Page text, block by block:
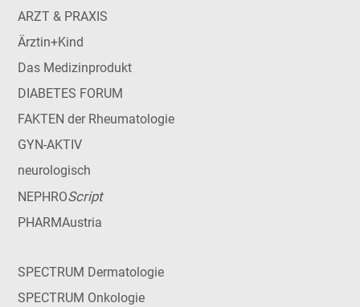
ARZT & PRAXIS
Ärztin+Kind
Das Medizinprodukt
DIABETES FORUM
FAKTEN der Rheumatologie
GYN-AKTIV
neurologisch
NEPHROScript
PHARMAustria
SPECTRUM Dermatologie
SPECTRUM Onkologie